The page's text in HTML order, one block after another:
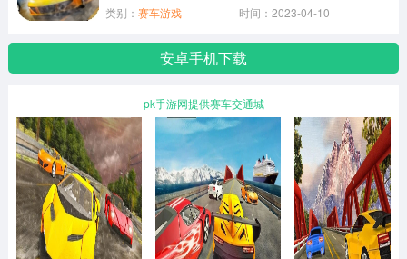
类别： 赛车游戏 时间：2023-04-10
安卓手机下载
pk手游网提供赛车交通城